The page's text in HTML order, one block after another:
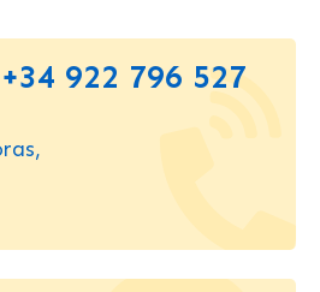
922 796 527